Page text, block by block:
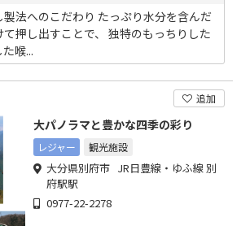
法へのこだわり たっぷり水分を含んだ
押し出すことで、 独特のもっちりした
喉...
追加
大パノラマと豊かな四季の彩り
レジャー 観光施設
大分県別府市 JR日豊線・ゆふ線 別
府駅駅
0977-22-2278